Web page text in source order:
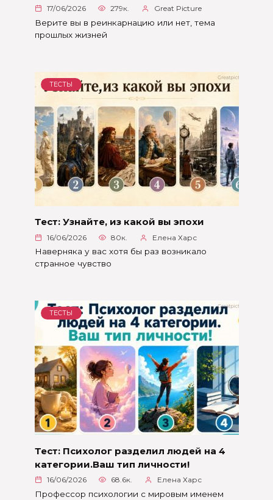
17/06/2026 279к. Great Picture
Верите вы в реинкарнацию или нет, тема
прошлых жизней
ТЕСТЫ
Тест: Узнайте, из какой вы эпохи
16/06/2026 80к. Елена Харс
Наверняка у вас хотя бы раз возникало
странное чувство
ТЕСТЫ
Тест: Психолог разделил людей на 4
категории.Ваш тип личности!
16/06/2026 68.6к. Елена Харс
Профессор психологии с мировым именем